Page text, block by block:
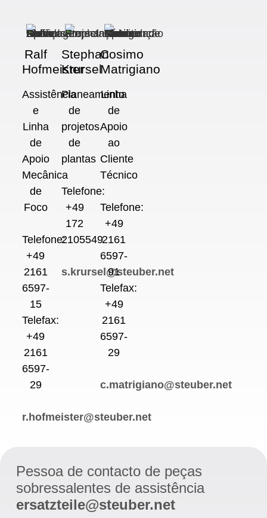
Ralf
Hofmeister
Assistência
e
Linha
de
Apoio
Mecânica
de
Foco
Telefone:
+49
2161
6597-
15
Telefax:
+49
2161
6597-
29
r.hofmeister@steuber.net
Stephan
Krursel
Planeamento
de
projetos
de
plantas
Telefone:
+49
172
2105549
s.krursel@steuber.net
Cosimo
Matrigiano
Linha
de
Apoio
ao
Cliente
Técnico
Telefone:
+49
2161
6597-
91
Telefax:
+49
2161
6597-
29
c.matrigiano@steuber.net
Pessoa de contacto de peças
sobressalentes de assistência
ersatzteile@steuber.net